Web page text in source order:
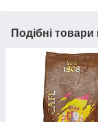
Подібні товари